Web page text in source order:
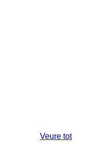
Veure tot